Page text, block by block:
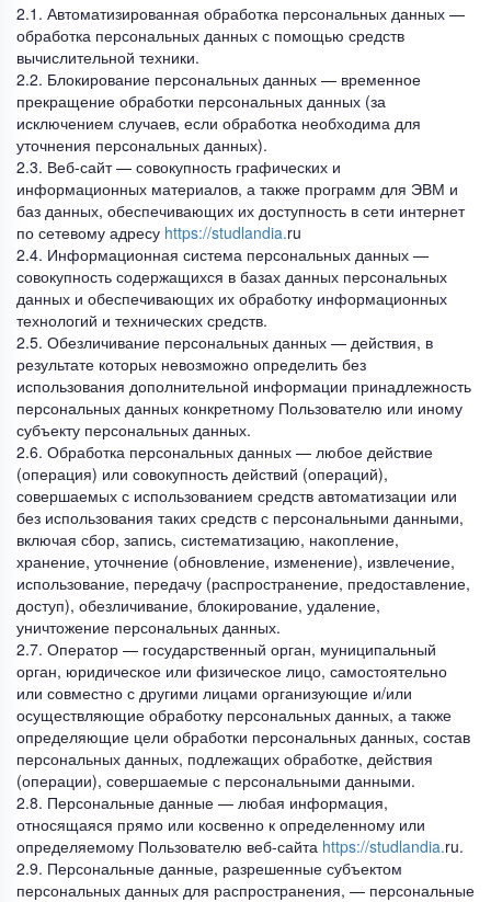
2.1. Автоматизированная обработка персональных данных —
обработка персональных данных с помощью средств
вычислительной техники.
2.2. Блокирование персональных данных — временное
прекращение обработки персональных данных (за
исключением случаев, если обработка необходима для
уточнения персональных данных).
2.3. Веб-сайт — совокупность графических и
информационных материалов, а также программ для ЭВМ и
баз данных, обеспечивающих их доступность в сети интернет
по сетевому адресу https://studlandia.ru
2.4. Информационная система персональных данных —
совокупность содержащихся в базах данных персональных
данных и обеспечивающих их обработку информационных
технологий и технических средств.
2.5. Обезличивание персональных данных — действия, в
результате которых невозможно определить без
использования дополнительной информации принадлежность
персональных данных конкретному Пользователю или иному
субъекту персональных данных.
2.6. Обработка персональных данных — любое действие
(операция) или совокупность действий (операций),
совершаемых с использованием средств автоматизации или
без использования таких средств с персональными данными,
включая сбор, запись, систематизацию, накопление,
хранение, уточнение (обновление, изменение), извлечение,
использование, передачу (распространение, предоставление,
доступ), обезличивание, блокирование, удаление,
уничтожение персональных данных.
2.7. Оператор — государственный орган, муниципальный
орган, юридическое или физическое лицо, самостоятельно
или совместно с другими лицами организующие и/или
осуществляющие обработку персональных данных, а также
определяющие цели обработки персональных данных, состав
персональных данных, подлежащих обработке, действия
(операции), совершаемые с персональными данными.
2.8. Персональные данные — любая информация,
относящаяся прямо или косвенно к определенному или
определяемому Пользователю веб-сайта https://studlandia.ru.
2.9. Персональные данные, разрешенные субъектом
персональных данных для распространения, — персональные